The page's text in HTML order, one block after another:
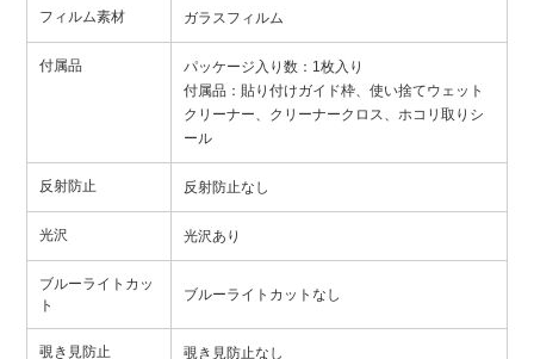
フィルム素材 ガラスフィルム
付属品
パッケージ入り数：1枚入り
付属品：貼り付けガイド枠、使い捨てウェット
クリーナー、クリーナークロス、ホコリ取りシ
ール
反射防止 反射防止なし
光沢 光沢あり
ブルーライトカッ
ト
ブルーライトカットなし
覗き見防止 覗き見防止なし